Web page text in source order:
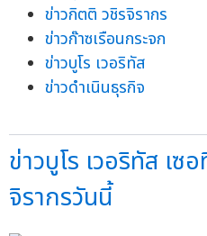
ข่าวกิตติ วชิรจิรากร
ข่าวก๊าซเรือนกระจก
ข่าวบูโร เวอริทัส
ข่าวดำเนินธุรกิจ
ข่าวบูโร เวอริทัส เ
จิรากรวันนี้